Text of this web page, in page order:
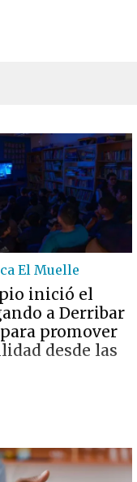
El Muelle
inició el
a Derribar
promover
desde las